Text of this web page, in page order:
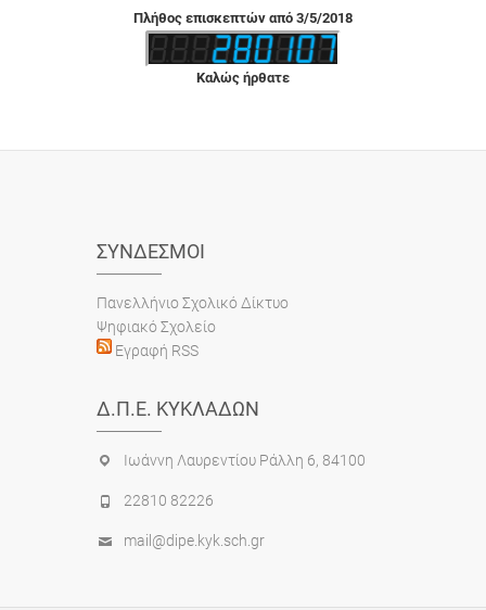
Πλήθος επισκεπτών από 3/5/2018
Καλώς ήρθατε
ΣΎΝΔΕΣΜΟΙ
Πανελλήνιο Σχολικό Δίκτυο
Ψηφιακό Σχολείο
Εγραφή RSS
Δ.Π.Ε. ΚΥΚΛΆΔΩΝ
Ιωάννη Λαυρεντίου Ράλλη 6, 84100
22810 82226
mail@dipe.kyk.sch.gr